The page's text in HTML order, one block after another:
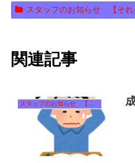
スタッフのお知らせ 【それ
関連記事